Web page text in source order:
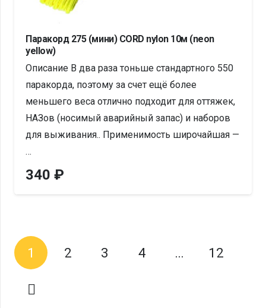
Паракорд 275 (мини) CORD nylon 10м (neon
yellow)
Описание В два раза тоньше стандартного 550
паракорда, поэтому за счет ещё более
меньшего веса отлично подходит для оттяжек,
НАЗов (носимый аварийный запас) и наборов
для выживания.. Применимость широчайшая —
…
340₽
1 2 3 4 … 12